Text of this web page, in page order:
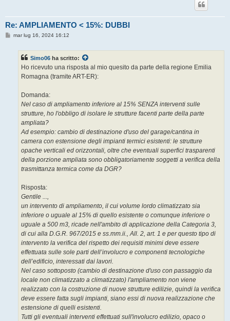
Re: AMPLIAMENTO < 15%: DUBBI
Mmar lug 16, 2024 16:12
Simo06 ha scritto:
Ho ricevuto una risposta al mio quesito da parte della regione Emilia
Romagna (tramite ART-ER):
Domanda:
Nel caso di ampliamento inferiore al 15% SENZA interventi sulle
strutture, ho l'obbligo di isolare le strutture facenti parte della parte
ampliata?
Ad esempio: cambio di destinazione d'uso del garage/cantina in
camera con estensione degli impianti termici esistenti: le strutture
opache verticali ed orizzontali, oltre che eventuali superfici trasparenti
della porzione ampliata sono obbligatoriamente soggetti a verifica della
trasmittanza termica come da DGR?
Risposta:
Gentile ...,
un intervento di ampliamento, il cui volume lordo climatizzato sia
inferiore o uguale al 15% di quello esistente o comunque inferiore o
uguale a 500 m3, ricade nell'ambito di applicazione della Categoria 3,
di cui alla D.G.R. 967/2015 e ss.mm.ii., All. 2, art. 1 e per questo tipo di
intervento la verifica del rispetto dei requisiti minimi deve essere
effettuata sulle sole parti dell’involucro e componenti tecnologiche
dell’edificio, interessati dai lavori.
Nel caso sottoposto (cambio di destinazione d'uso con passaggio da
locale non climatizzato a climatizzato) l'ampliamento non viene
realizzato con la costruzione di nuove strutture edilizie, quindi la verifica
deve essere fatta sugli impianti, siano essi di nuova realizzazione che
estensione di quelli esistenti.
Tutti gli eventuali interventi effettuati sull'involucro edilizio, opaco o